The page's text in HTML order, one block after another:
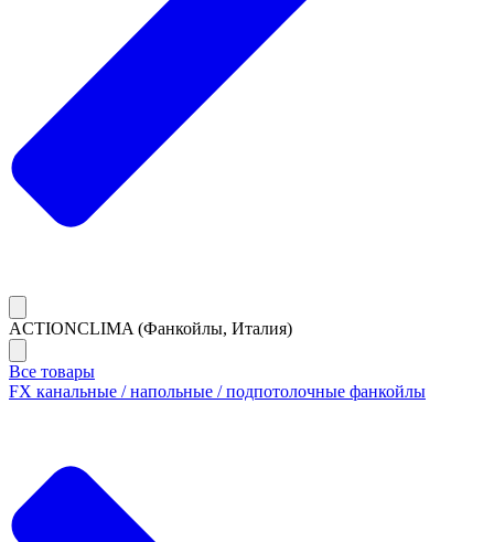
ACTIONCLIMA (Фанкойлы, Италия)
Все товары
FX канальные / напольные / подпотолочные фанкойлы